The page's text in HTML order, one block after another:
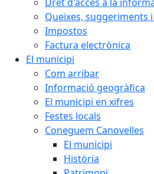
Queixes, suggeriments
Impostos
Factura electrònica
El municipi
Com arribar
Informació geogràfica
El municipi en xifres
Festes locals
Coneguem Canovelles
El municipi
Història